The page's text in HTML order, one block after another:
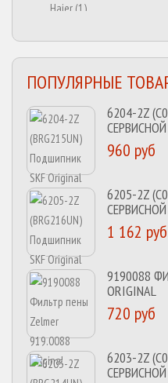
Haier (1)
Indesit, Ariston(78)
LG (102)
Samsung(97)
Whirlpool, Bauknecht(50)
Атлант(9)
ПОПУЛЯРНЫЕ
6204-2Z
СЕРВИСНОЙ
960 руб
6205-2Z
СЕРВИСНОЙ
1 162 руб
9190088
ORIGINAL
720 руб
6203-2Z
СЕРВИСНОЙ